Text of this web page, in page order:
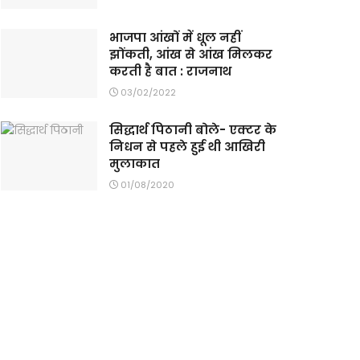
भाजपा आंखों में धूल नहीं
झोंकती, आंख से आंख मिलकर
करती है बात : राजनाथ
03/02/2022
सिद्धार्थ पिठानी बोले- एक्टर के
निधन से पहले हुई थी आखिरी
मुलाकात
01/08/2020